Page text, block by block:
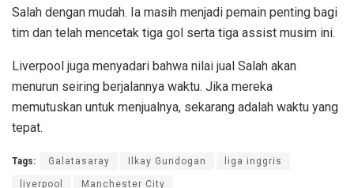
Salah dengan mudah. Ia masih menjadi pemain penting bagi
tim dan telah mencetak tiga gol serta tiga assist musim ini.
Liverpool juga menyadari bahwa nilai jual Salah akan
menurun seiring berjalannya waktu. Jika mereka
memutuskan untuk menjualnya, sekarang adalah waktu yang
tepat.
Tags: Galatasaray Ilkay Gundogan liga inggris
liverpool Manchester City